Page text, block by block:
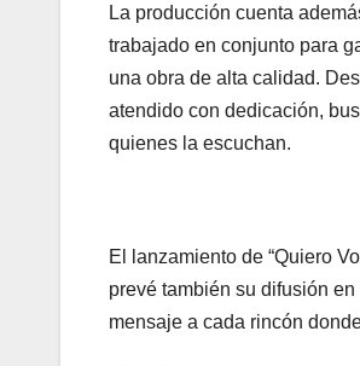
La producción cuenta
trabajado en conjunto para
una obra de alta calidad.
atendido con dedicación,
quienes la escuchan.
El lanzamiento de “Quiero
prevé también su difusión
mensaje a cada rincón